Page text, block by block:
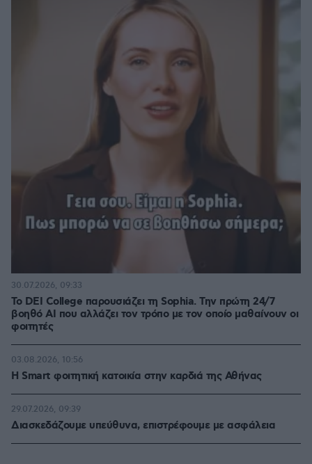
Το DEI College παρουσιάζει τη Sophia. Την πρώτη 24/7
βοηθό AI που αλλάζει τον τρόπο με τον οποίο μαθαίνουν οι
φοιτητές
30.07.2026, 09:33
Η Smart φοιτητική κατοικία στην καρδιά της Αθήνας
03.08.2026, 10:56
Διασκεδάζουμε υπεύθυνα, επιστρέφουμε με ασφάλεια
29.07.2026, 09:39